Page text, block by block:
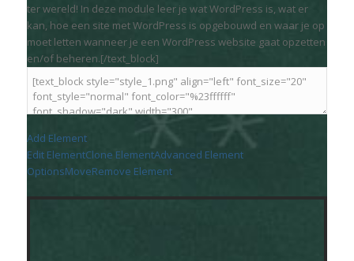
ter wereld! In deze module leer je wat WordPress is, wat er
kan, hoe een site met WordPress is opgebouwd en waar je op
moet letten wanneer je een WordPress website gaat opzetten
en/of beheren.[/text_block]
Add Element
Edit ElementClone ElementAdvanced Element
OptionsMoveRemove Element